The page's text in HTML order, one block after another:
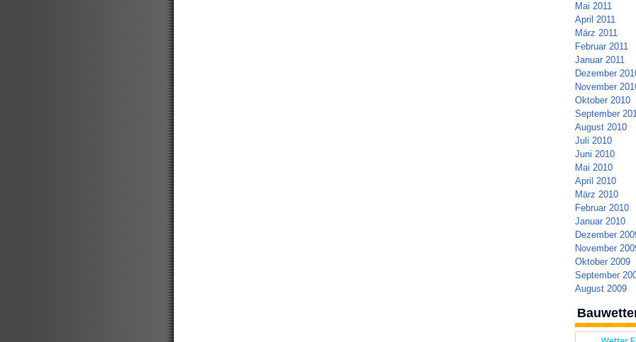
Mai 2011
April 2011
März 2011
Februar 2011
Januar 2011
Dezember
November
Oktober 2010
September
August 2010
Juli 2010
Juni 2010
Mai 2010
April 2010
März 2010
Februar 2010
Januar 2010
Dezember
November
Oktober 2009
September
August 2009